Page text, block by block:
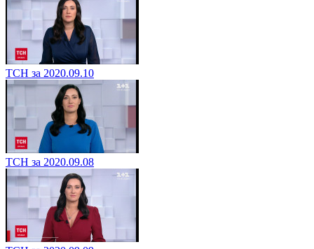
ТСН за 2020.09.10
ТСН за 2020.09.08